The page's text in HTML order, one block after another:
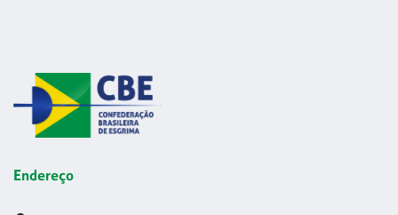
Endereço